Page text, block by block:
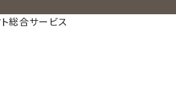
総合サービス